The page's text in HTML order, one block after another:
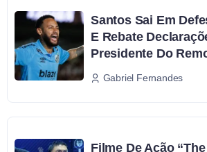
Santos Sai Em
E Rebate
Presidente Do
Gabriel Fernandes
Filme De Ação